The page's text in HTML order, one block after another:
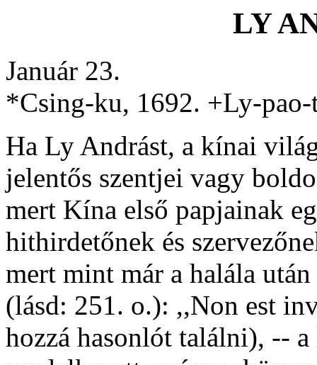
LY
Január 23.
*Csing-ku, 1692. +Ly-
Ha Ly Andrást, a kínai
jelentős szentjei vagy
mert Kína első papjainak
hithirdetőnek és
mert mint már a halála
(lásd: 251. o.): ,,Non est
hozzá hasonlót találni), --